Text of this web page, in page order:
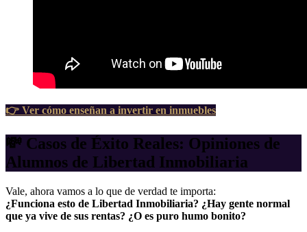
👉 Ver cómo enseñan a invertir en inmuebles
💸 Casos de Éxito Reales: Opiniones de
Alumnos de Libertad Inmobiliaria
Vale, ahora vamos a lo que de verdad te importa:
¿Funciona esto de Libertad Inmobiliaria? ¿Hay gente normal
que ya vive de sus rentas? ¿O es puro humo bonito?